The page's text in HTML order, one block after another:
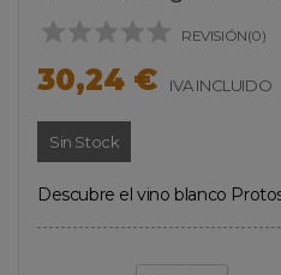
     REVISIÓN(0)
30,24 € IVA INCLUIDO
Sin Stock
Descubre el vino blanco